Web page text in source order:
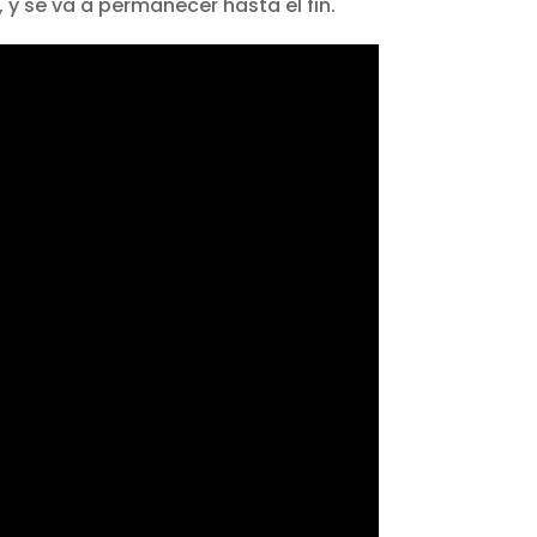
se va a permanecer hasta el fin.